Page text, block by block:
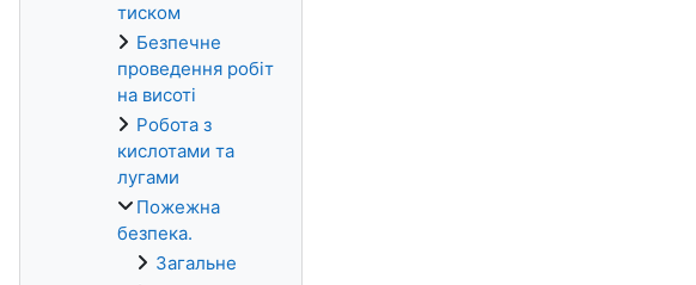
тиском
Безпечне
проведення робіт
на висоті
Робота з
кислотами та
лугами
Пожежна
безпека.
Загальне